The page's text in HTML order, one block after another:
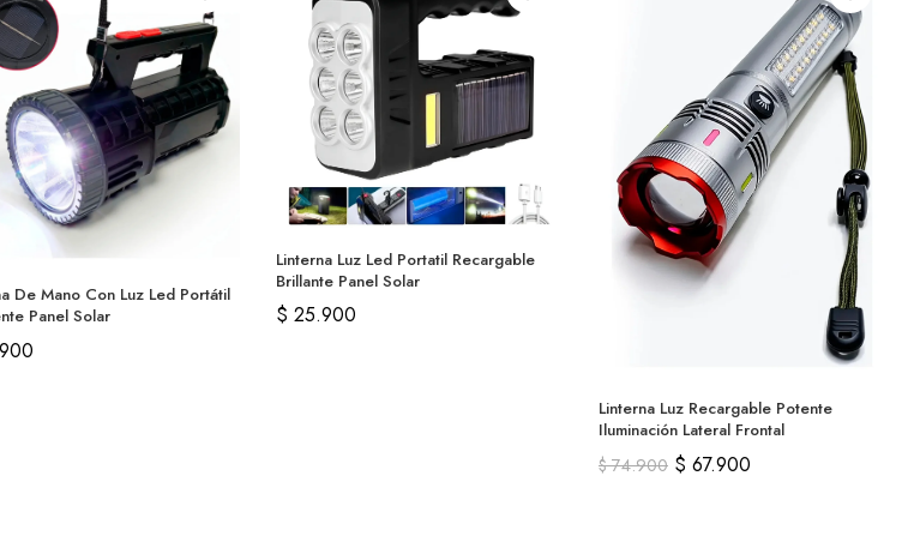
De Mano Con Luz Led Portátil
Panel Solar
Linterna Luz Led Portatil Recargable
Brillante Panel Solar
$ 25.900
Linterna Luz Recargable Potente
Iluminación Lateral Frontal
$74.900 $ 67.900